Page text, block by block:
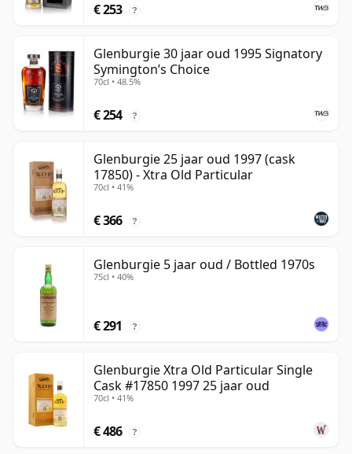
€ 253 ?
Glenburgie 30 jaar oud 1995 Signatory
Symington’s Choice
70cl • 48.5%
€ 254 ?
Glenburgie 25 jaar oud 1997 (cask
17850) - Xtra Old Particular
70cl • 41%
€ 366 ?
Glenburgie 5 jaar oud / Bottled 1970s
75cl • 40%
€ 291 ?
Glenburgie Xtra Old Particular Single
Cask #17850 1997 25 jaar oud
70cl • 41%
€ 486 ?